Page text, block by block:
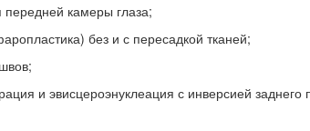
передней камеры глаза;
без и с пересадкой тканей;
и эвисцероэнуклеация с инверсией заднего